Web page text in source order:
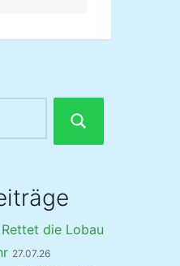
die Lobau
27.07.26